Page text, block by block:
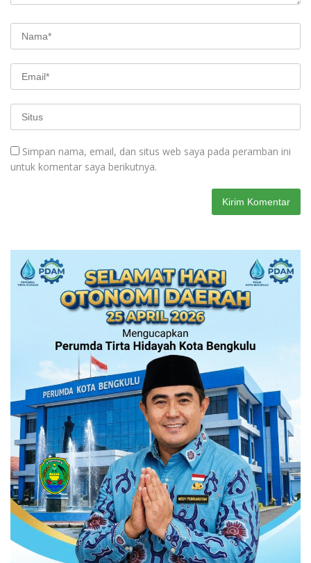
Simpan nama, email, dan situs web saya pada peramban ini
untuk komentar saya berikutnya.